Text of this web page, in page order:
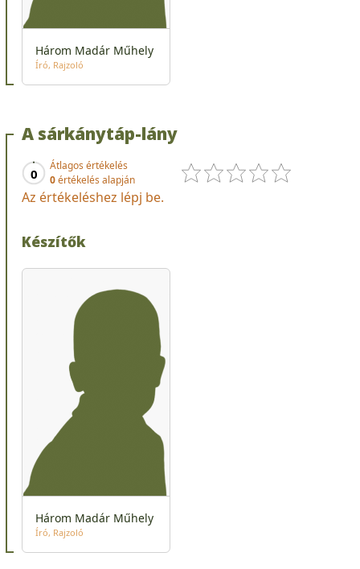
Három Madár Műhely
Író Rajzoló
A sárkánytáp-lány
0
Átlagos értékelés
0értékelés alapján
Az értékeléshez lépj be.
Készítők
Három Madár Műhely
Író Rajzoló